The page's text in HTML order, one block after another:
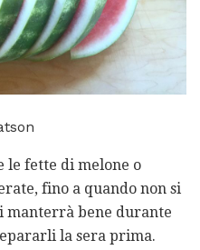
le fette di melone o
fino a quando non si
manterrà bene durante
la sera prima.